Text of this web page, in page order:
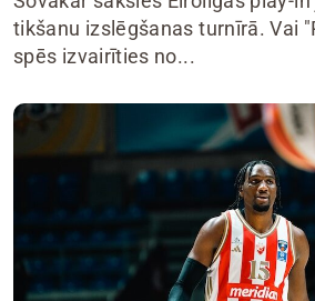
tikšanu izslēgšanas turnīrā. Vai
spēs izvairīties no...